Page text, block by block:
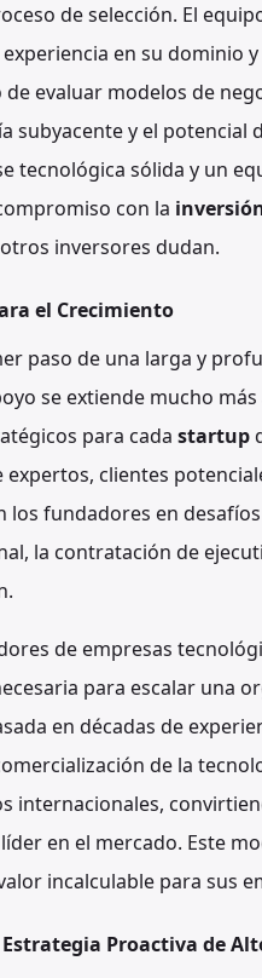
de selección. El
en su dominio
evaluar modelos de
subyacente y el potencial
tecnológica sólida y un
con la
inversores dudan.
el Crecimiento
paso de una larga y
se extiende mucho
para cada startup
clientes
los fundadores en
la contratación de
de empresas
para escalar una
en décadas de
de la
internacionales,
en el mercado. Este
incalculable para sus
Proactiva de